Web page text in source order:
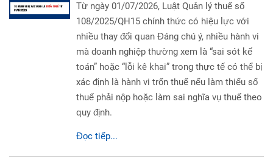
Từ ngày 01/07/2026, Luật Quản lý thuế số
108/2025/QH15 chính thức có hiệu lực với
nhiều thay đổi quan Đáng chú ý, nhiều hành vi
mà doanh nghiệp thường xem là “sai sót kế
toán” hoặc “lỗi kê khai” trong thực tế có thể bị
xác định là hành vi trốn thuế nếu làm thiếu số
thuế phải nộp hoặc làm sai nghĩa vụ thuế theo
quy định.
Đọc tiếp...